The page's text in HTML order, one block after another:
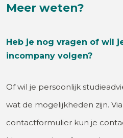
Meer weten?
Heb je nog vragen of wil
incompany volgen?
Of wil je persoonlijk
wat de mogelijkheden zijn.
contactformulier kun je